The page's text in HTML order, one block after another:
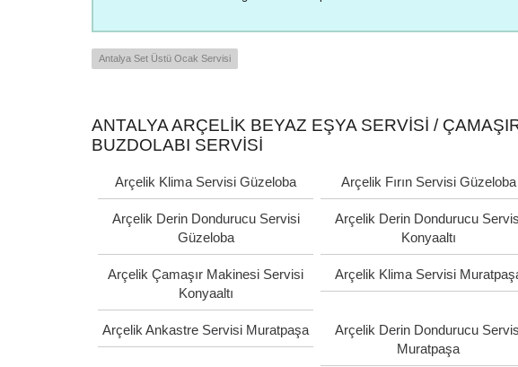
Antalya Set Üstü Ocak Servisi
ANTALYA ARÇELIK BEYAZ EŞYA SERVISI /
BUZDOLABI SERVISI
Arçelik Klima Servisi Güzeloba Arçelik Fırın Servisi Güzeloba
Arçelik Derin Dondurucu Servisi
Güzeloba
Arçelik Derin Dondurucu
Konyaaltı
Arçelik Çamaşır Makinesi Servisi
Konyaaltı
Arçelik Klima Servisi
Arçelik Ankastre Servisi Muratpaşa
Arçelik Derin Dondurucu
Muratpaşa